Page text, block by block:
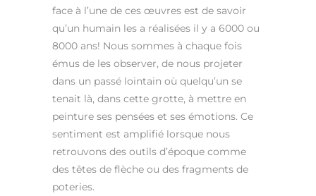
face à l’une de ces œuvres est de savoir
qu’un humain les a réalisées il y a 6000 ou
8000 ans! Nous sommes à chaque fois
émus de les observer, de nous projeter
dans un passé lointain où quelqu’un se
tenait là, dans cette grotte, à mettre en
peinture ses pensées et ses émotions. Ce
sentiment est amplifié lorsque nous
retrouvons des outils d’époque comme
des têtes de flèche ou des fragments de
poteries.